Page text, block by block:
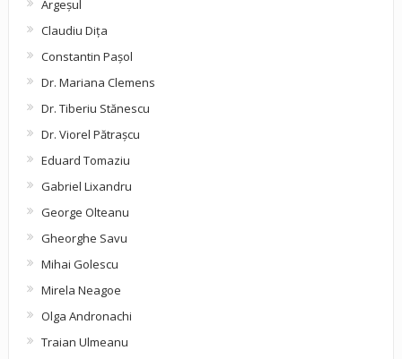
Argeşul
Claudiu Diţa
Constantin Pașol
Dr. Mariana Clemens
Dr. Tiberiu Stănescu
Dr. Viorel Pătraşcu
Eduard Tomaziu
Gabriel Lixandru
George Olteanu
Gheorghe Savu
Mihai Golescu
Mirela Neagoe
Olga Andronachi
Traian Ulmeanu